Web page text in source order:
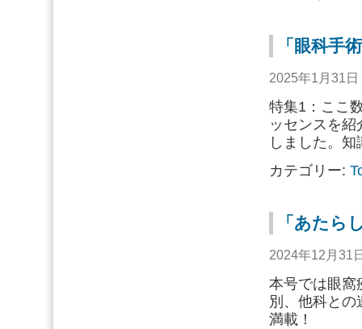
「眼科手
2025年1月31
特集1：ここ
ッセンスを
しました。
カテゴリー:
「あたら
2024年12月31
本号では眼窩
別、他科と
満載！